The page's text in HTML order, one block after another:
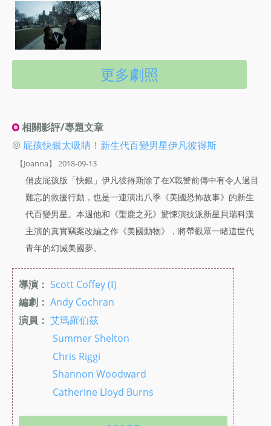
更多劇照
相關影評/專題文章
◎ 屁孩快銀太吸睛！新生代百變男星伊凡彼得斯
【Joanna】 2018-09-13
俏皮屁孩版「快銀」伊凡彼得斯除了在X戰警前傳中有令人過目
難忘的救援行動，也是一連演出八季《美國恐怖故事》的新生
代百變男星。本週他和《聖鹿之死》驚悚演技派新星貝瑞科漢
主演的真實竊案改編之作《美國動物》，將帶觀眾一睹這世代
青年的幻滅美國夢。
導演： Scott Coffey (Ⅰ)
編劇： Andy Cochran
演員： 艾瑪羅伯茲
Summer Shelton
Chris Riggi
Shannon Woodward
Catherine Lloyd Burns